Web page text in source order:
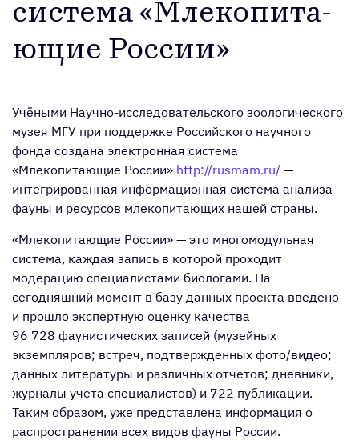
сис­те­ма «Мле­копи­та­
ющие Рос­сии»
Учёными Научно-исследовательского зоологического
музея МГУ при поддержке Российского научного
фонда создана электронная система
«Млекопитающие России» http://rusmam.ru/ —
интегрированная информационная система анализа
фауны и ресурсов млекопитающих нашей страны.
«Млекопитающие России» — это многомодульная
система, каждая запись в которой проходит
модерацию специалистами биологами. На
сегодняшний момент в базу данных проекта введено
и прошло экспертную оценку качества
96 728 фаунистических записей (музейных
экземпляров; встреч, подтвержденных фото/видео;
данных литературы и различных отчетов; дневники,
журналы учета специалистов) и 722 публикации.
Таким образом, уже представлена информация о
распространении всех видов фауны России.